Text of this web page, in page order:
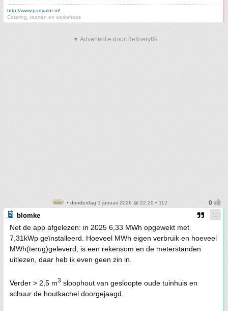
http://www.partyalot.nl/
Catering, taarten en workshops
▼ Advertentie door Refinery89
• donderdag 1 januari 2026 @ 22:20 • 112
blomke
Net de app afgelezen: in 2025 6,33 MWh opgewekt met
7,31kWp geïnstalleerd. Hoeveel MWh eigen verbruik en hoeveel
MWh(terug)geleverd, is een rekensom en de meterstanden
uitlezen, daar heb ik even geen zin in.
Verder > 2,5 m3 sloophout van gesloopte oude tuinhuis en
schuur de houtkachel doorgejaagd.